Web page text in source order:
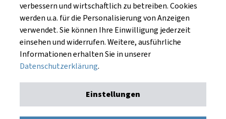
Kaack Terminhandel GmbH
Am Markt 8
49661 Cloppenburg
Datenschutzerklärung
verbessern und wirtschaftlich zu betreiben. Cookies
werden u.a. für die Personalisierung von Anzeigen
verwendet. Sie können Ihre Einwilligung jederzeit
einsehen und widerrufen. Weitere, ausführliche
Informationen erhalten Sie in unserer
Datenschutzerklärung.
Einstellungen